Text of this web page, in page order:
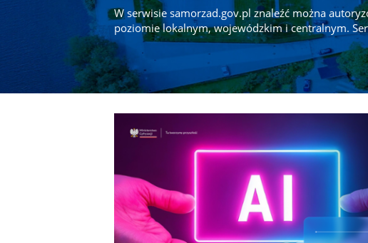
W serwisie samorzad.gov.pl znaleźć można
poziomie lokalnym, wojewódzkim i centralnym.